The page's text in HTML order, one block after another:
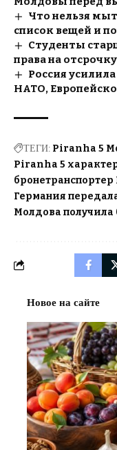
Что нельзя
список вещей и
Студенты
права на
Россия
НАТО,
ТЕГИ: Piranha 5
Piranha 5
Германия
Молдова получила
Новое на сайте